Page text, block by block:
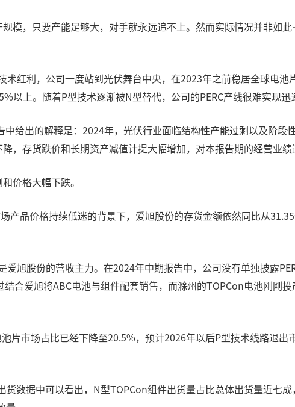
模，只要产能足够大，对手就永远追不上。然而实际情况并非
术红利，公司一度站到光伏舞台中央，在2023年之前稳居全球电
以上。随着P型技术逐渐被N型替代，公司的PERC产线很难实现迅
给出的解释是：2024年，光伏行业面临结构性产能过剩以及阶
，存货跌价和长期资产减值计提大幅增加，对本报告期的经营业绩
价格大幅下跌。
产品价格持续低迷的背景下，爱旭股份的存货金额依然同比从
爱旭股份的营收主力。在2024年中期报告中，公司没有单独披露
合爱旭将ABC电池与组件配套销售，而滁州的TOPCon电池刚刚
片市场占比已经下降至20.5%，预计2026年以后P型技术线路退出
数据中可以看出，N型TOPCon组件出货量占比总体出货量近七